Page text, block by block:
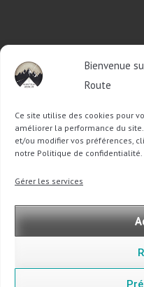
Bienvenue
Route
Ce site utilise des cookies pour
améliorer la performance du
et/ou modifier vos préférences,
notre Politique de confidentialité.
Gérer les services
RETROUVEZ-MOI SUR
OU SUR TWITTER
Follow @Sophie_ABDLR
: